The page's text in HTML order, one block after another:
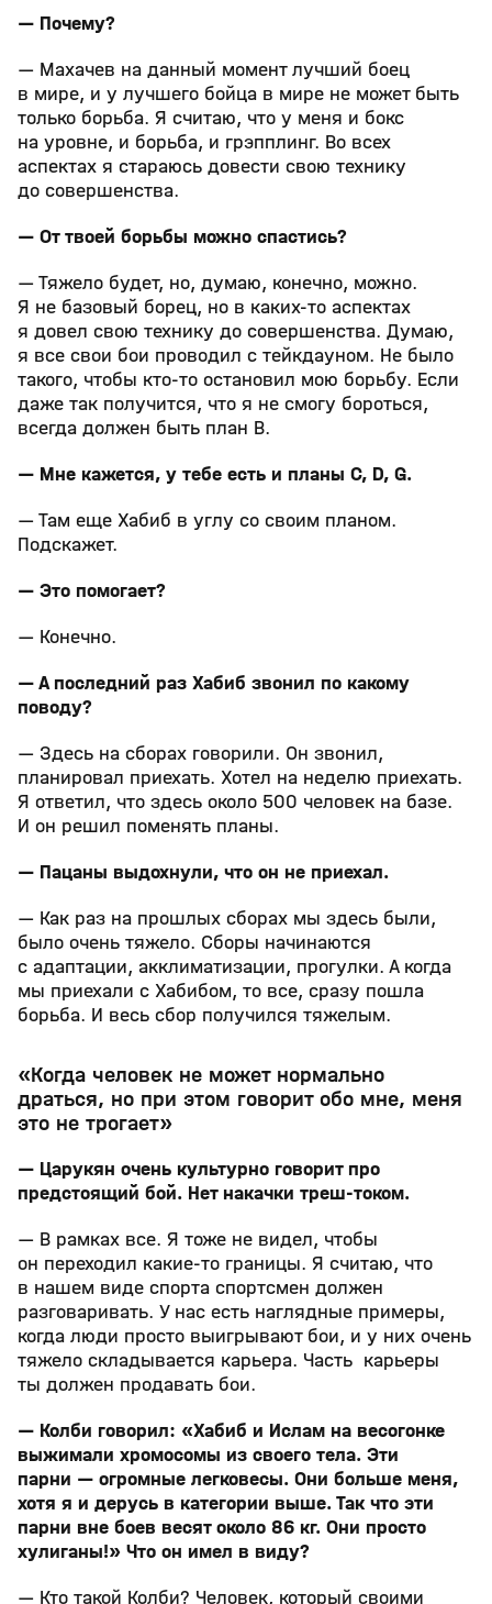
— Почему?
— Махачев на данный момент лучший боец
в мире, и у лучшего бойца в мире не может быть
только борьба. Я считаю, что у меня и бокс
на уровне, и борьба, и грэпплинг. Во всех
аспектах я стараюсь довести свою технику
до совершенства.
— От твоей борьбы можно спастись?
— Тяжело будет, но, думаю, конечно, можно.
Я не базовый борец, но в каких‑то аспектах
я довел свою технику до совершенства. Думаю,
я все свои бои проводил с тейкдауном. Не было
такого, чтобы кто‑то остановил мою борьбу. Если
даже так получится, что я не смогу бороться,
всегда должен быть план В.
— Мне кажется, у тебе есть и планы C, D, G.
— Там еще Хабиб в углу со своим планом.
Подскажет.
— Это помогает?
— Конечно.
— А последний раз Хабиб звонил по какому
поводу?
— Здесь на сборах говорили. Он звонил,
планировал приехать. Хотел на неделю приехать.
Я ответил, что здесь около 500 человек на базе.
И он решил поменять планы.
— Пацаны выдохнули, что он не приехал.
— Как раз на прошлых сборах мы здесь были,
было очень тяжело. Сборы начинаются
с адаптации, акклиматизации, прогулки. А когда
мы приехали с Хабибом, то все, сразу пошла
борьба. И весь сбор получился тяжелым.
«Когда человек не может нормально
драться, но при этом говорит обо мне, меня
это не трогает»
— Царукян очень культурно говорит про
предстоящий бой. Нет накачки треш‑током.
— В рамках все. Я тоже не видел, чтобы
он переходил какие‑то границы. Я считаю, что
в нашем виде спорта спортсмен должен
разговаривать. У нас есть наглядные примеры,
когда люди просто выигрывают бои, и у них очень
тяжело складывается карьера. Часть карьеры
ты должен продавать бои.
— Колби говорил: «Хабиб и Ислам на весогонке
выжимали хромосомы из своего тела. Эти
парни — огромные легковесы. Они больше меня,
хотя я и дерусь в категории выше. Так что эти
парни вне боев весят около 86 кг. Они просто
хулиганы!» Что он имел в виду?
— Кто такой Колби? Человек, который своими